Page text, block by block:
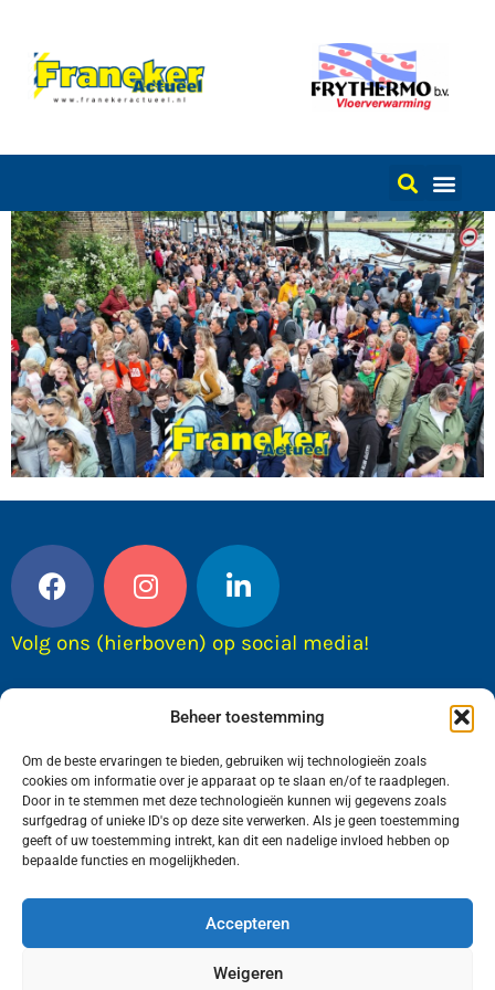
Beheer toestemming
Om de beste ervaringen te bieden, gebruiken wij technologieën zoals
cookies om informatie over je apparaat op te slaan en/of te raadplegen.
Door in te stemmen met deze technologieën kunnen wij gegevens zoals
surfgedrag of unieke ID's op deze site verwerken. Als je geen toestemming
geeft of uw toestemming intrekt, kan dit een nadelige invloed hebben op
bepaalde functies en mogelijkheden.
Accepteren
Weigeren
Volg ons (hierboven) op social media!
Wij van FranekerActueel.nl verzorgen het nieuws
in de Gemeente Waadhoeke. Met als hoofdplaats